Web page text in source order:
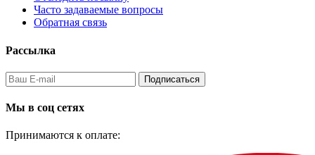
Часто задаваемые вопросы
Обратная связь
Рассылка
Подписаться
Мы в соц сетях
Принимаются к оплате: